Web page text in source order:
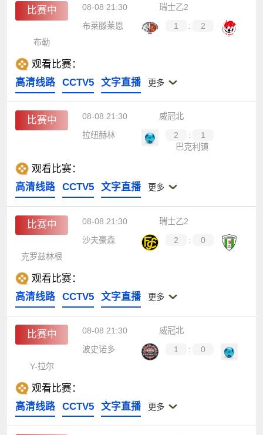
比赛中 08-08 21:30
瑞士乙2
布莱滕莱恩
1 :
2
布勒
观看比赛：
高清线路
CCTV5 文字直播 更多
比赛中 08-08 21:30
威冠北
拉纽赫林
2 :
1
巴克利镇
观看比赛：
高清线路
CCTV5 文字直播 更多
比赛中 08-08 21:30
瑞士乙2
沙夫豪森
2 :
0
克罗兹林根
观看比赛：
高清线路
CCTV5 文字直播 更多
比赛中 08-08 21:30
威冠北
波史诺多
1 :
0
Y-拉尔
观看比赛：
高清线路
CCTV5 文字直播 更多